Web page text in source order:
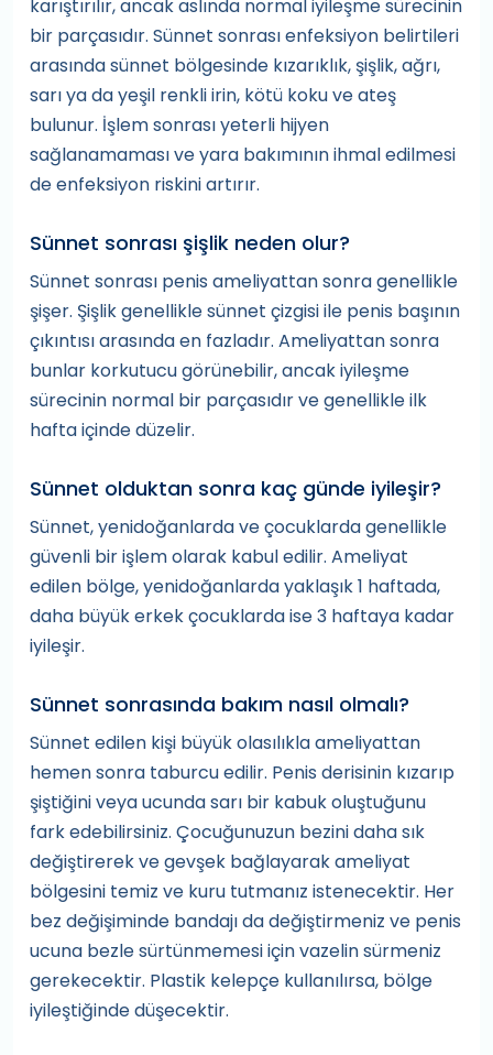
karıştırılır, ancak aslında normal iyileşme sürecinin
bir parçasıdır. Sünnet sonrası enfeksiyon belirtileri
arasında sünnet bölgesinde kızarıklık, şişlik, ağrı,
sarı ya da yeşil renkli irin, kötü koku ve ateş
bulunur. İşlem sonrası yeterli hijyen
sağlanamaması ve yara bakımının ihmal edilmesi
de enfeksiyon riskini artırır.
Sünnet sonrası şişlik neden olur?
Sünnet sonrası penis ameliyattan sonra genellikle
şişer. Şişlik genellikle sünnet çizgisi ile penis başının
çıkıntısı arasında en fazladır. Ameliyattan sonra
bunlar korkutucu görünebilir, ancak iyileşme
sürecinin normal bir parçasıdır ve genellikle ilk
hafta içinde düzelir.
Sünnet olduktan sonra kaç günde iyileşir?
Sünnet, yenidoğanlarda ve çocuklarda genellikle
güvenli bir işlem olarak kabul edilir. Ameliyat
edilen bölge, yenidoğanlarda yaklaşık 1 haftada,
daha büyük erkek çocuklarda ise 3 haftaya kadar
iyileşir.
Sünnet sonrasında bakım nasıl olmalı?
Sünnet edilen kişi büyük olasılıkla ameliyattan
hemen sonra taburcu edilir. Penis derisinin kızarıp
şiştiğini veya ucunda sarı bir kabuk oluştuğunu
fark edebilirsiniz. Çocuğunuzun bezini daha sık
değiştirerek ve gevşek bağlayarak ameliyat
bölgesini temiz ve kuru tutmanız istenecektir. Her
bez değişiminde bandajı da değiştirmeniz ve penis
ucuna bezle sürtünmemesi için vazelin sürmeniz
gerekecektir. Plastik kelepçe kullanılırsa, bölge
iyileştiğinde düşecektir.